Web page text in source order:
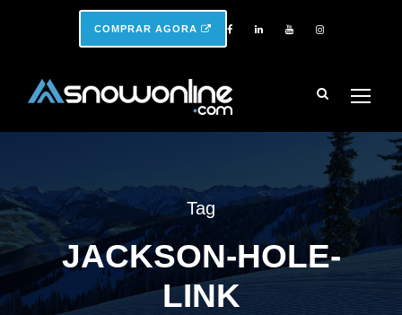
COMPRAR AGORA
Tag
JACKSON-HOLE-
LINK